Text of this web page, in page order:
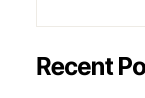
Recent